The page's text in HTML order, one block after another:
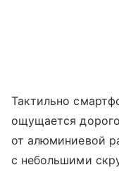
Тактильно
ощущается
от алюминиевой
с небольшими